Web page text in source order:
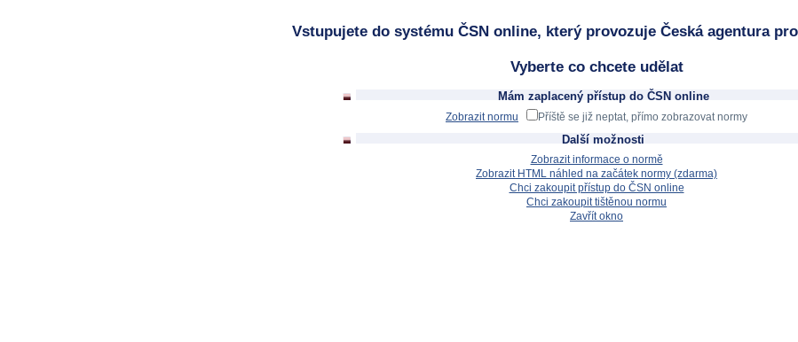
Vstupujete do systému ČSN online, který provozuje Česká agentura
Vyberte co chcete udělat
Mám zaplacený přístup do ČSN online
Zobrazit normu Příště se již neptat, přímo zobrazovat normy
Další možnosti
Zobrazit informace o normě
Zobrazit HTML náhled na začátek normy (zdarma)
Chci zakoupit přístup do ČSN online
Chci zakoupit tištěnou normu
Zavřít okno